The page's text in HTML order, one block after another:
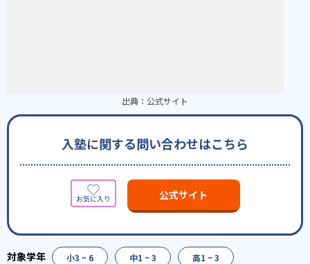
出典： 公式サイト
入塾に関する問い合わせはこちら
公式サイト
小3 ~ 6 中1 ~ 3 高1 ~ 3